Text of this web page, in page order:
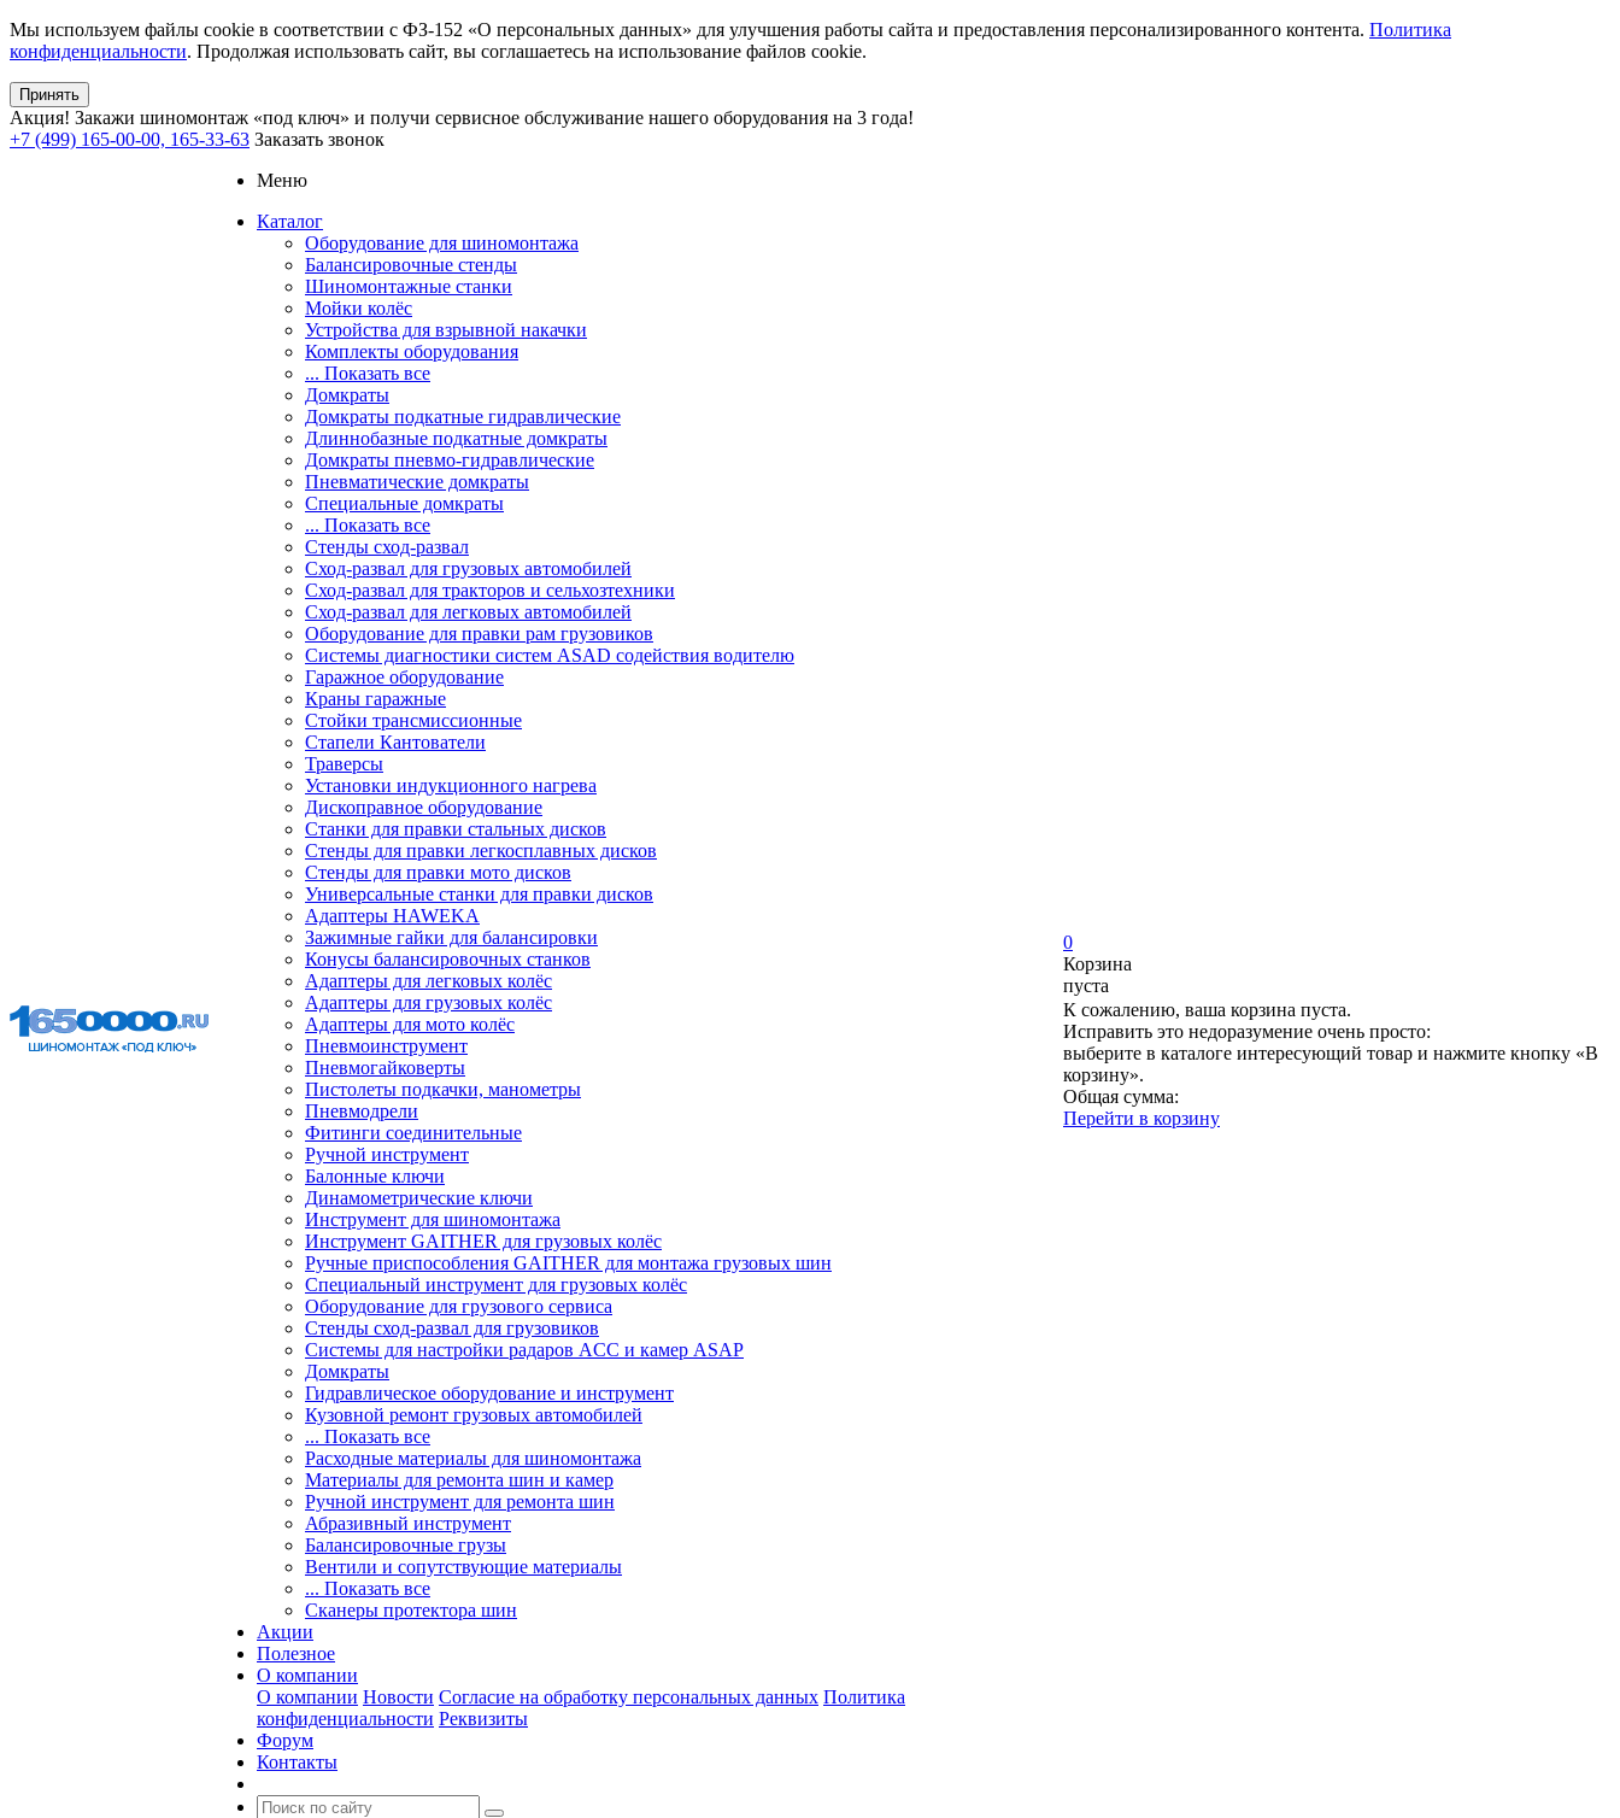
Мы используем файлы cookie в соответствии с ФЗ-152 «О персональных данных» для улучшения работы сайта и предоставления персонализированного контента. Политика
конфиденциальности. Продолжая использовать сайт, вы соглашаетесь на использование файлов cookie.
Принять
Акция! Закажи шиномонтаж «под ключ» и получи сервисное обслуживание нашего оборудования на 3 года!
+7 (499) 165-00-00, 165-33-63 Заказать звонок
Меню
Каталог
Оборудование для шиномонтажа
Балансировочные стенды
Шиномонтажные станки
Мойки колёс
Устройства для взрывной накачки
Комплекты оборудования
... Показать все
Домкраты
Домкраты подкатные гидравлические
Длиннобазные подкатные домкраты
Домкраты пневмо-гидравлические
Пневматические домкраты
Специальные домкраты
... Показать все
Стенды сход-развал
Сход-развал для грузовых автомобилей
Сход-развал для тракторов и сельхозтехники
Сход-развал для легковых автомобилей
Оборудование для правки рам грузовиков
Системы диагностики систем ASAD содействия водителю
Гаражное оборудование
Краны гаражные
Стойки трансмиссионные
Стапели Кантователи
Траверсы
Установки индукционного нагрева
Дископравное оборудование
Станки для правки стальных дисков
Стенды для правки легкосплавных дисков
Стенды для правки мото дисков
Универсальные станки для правки дисков
Адаптеры HAWEKA
Зажимные гайки для балансировки
Конусы балансировочных станков
Адаптеры для легковых колёс
Адаптеры для грузовых колёс
Адаптеры для мото колёс
Пневмоинструмент
Пневмогайковерты
Пистолеты подкачки, манометры
Пневмодрели
Фитинги соединительные
Ручной инструмент
Балонные ключи
Динамометрические ключи
Инструмент для шиномонтажа
Инструмент GAITHER для грузовых колёс
Ручные приспособления GAITHER для монтажа грузовых шин
Специальный инструмент для грузовых колёс
Оборудование для грузового сервиса
Стенды сход-развал для грузовиков
Системы для настройки радаров ACC и камер ASAP
Домкраты
Гидравлическое оборудование и инструмент
Кузовной ремонт грузовых автомобилей
... Показать все
Расходные материалы для шиномонтажа
Материалы для ремонта шин и камер
Ручной инструмент для ремонта шин
Абразивный инструмент
Балансировочные грузы
Вентили и сопутствующие материалы
... Показать все
Сканеры протектора шин
Акции
Полезное
О компании
О компании Новости Согласие на обработку персональных данных Политика
конфиденциальности Реквизиты
Форум
Контакты
0
Корзина
пуста
К сожалению, ваша корзина пуста.
Исправить это недоразумение очень просто:
выберите в каталоге интересующий товар и нажмите кнопку «В
корзину».
Общая сумма:
Перейти в корзину